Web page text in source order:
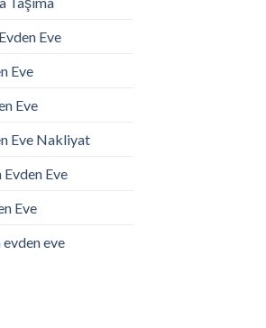
Eve
Eve
Eve
Eve Nakliyat
Evden Eve
Eve
eve